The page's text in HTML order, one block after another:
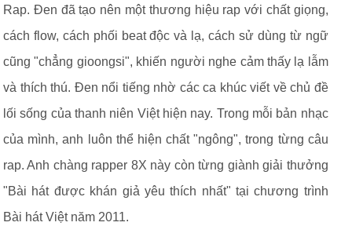
Rap. Đen đã tạo nên một thương hiệu rap với chất giọng,
cách flow, cách phối beat độc và lạ, cách sử dùng từ ngữ
cũng "chẳng gioongsi", khiến người nghe cảm thấy lạ lẫm
và thích thú. Đen nổi tiếng nhờ các ca khúc viết về chủ đề
lối sống của thanh niên Việt hiện nay. Trong mỗi bản nhạc
của mình, anh luôn thể hiện chất "ngông", trong từng câu
rap. Anh chàng rapper 8X này còn từng giành giải thưởng
"Bài hát được khán giả yêu thích nhất" tại chương trình
Bài hát Việt năm 2011.